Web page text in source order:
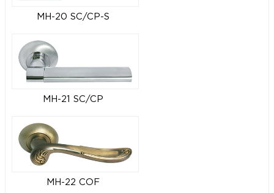
MH-20 SC/CP-S
MH-21 SC/CP
MH-22 COF